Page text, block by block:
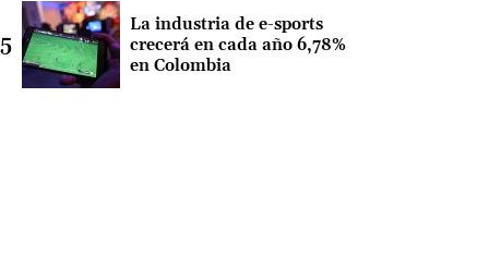
La industria de e-sports
crecerá en cada año 6,78%
en Colombia